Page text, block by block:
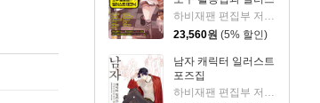
트 테크닉
하비재팬 편집부 저/김건용 역
23,560원 (5% 할인)
남자 캐릭터 일러스트
포즈집
하비재팬 편집부 저/김진아 역